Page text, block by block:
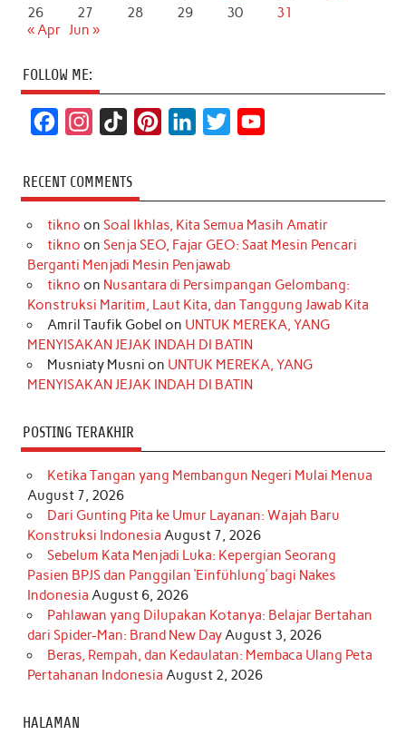
26
27 28 29 30
31
« Apr Jun »
FOLLOW ME:
c
e
b
o
k
s
t
a
r
a
m
k
T
o
k
t
e
r
e
s
t
k
e
d
I
n
t
t
r
T
u
e
RECENT COMMENTS
tikno on Soal Ikhlas, Kita Semua Masih Amatir
tikno on Senja SEO, Fajar GEO: Saat Mesin Pencari
Berganti Menjadi Mesin Penjawab
tikno on Nusantara di Persimpangan Gelombang:
Konstruksi Maritim, Laut Kita, dan Tanggung Jawab Kita
Amril Taufik Gobel on UNTUK MEREKA, YANG
MENYISAKAN JEJAK INDAH DI BATIN
Musniaty Musni on UNTUK MEREKA, YANG
MENYISAKAN JEJAK INDAH DI BATIN
POSTING TERAKHIR
Ketika Tangan yang Membangun Negeri Mulai Menua
August 7, 2026
Dari Gunting Pita ke Umur Layanan: Wajah Baru
Konstruksi Indonesia August 7, 2026
Sebelum Kata Menjadi Luka: Kepergian Seorang
Pasien BPJS dan Panggilan ‘Einfühlung’ bagi Nakes
Indonesia August 6, 2026
Pahlawan yang Dilupakan Kotanya: Belajar Bertahan
dari Spider-Man: Brand New DayAugust 3, 2026
Beras, Rempah, dan Kedaulatan: Membaca Ulang Peta
Pertahanan Indonesia August 2, 2026
HALAMAN